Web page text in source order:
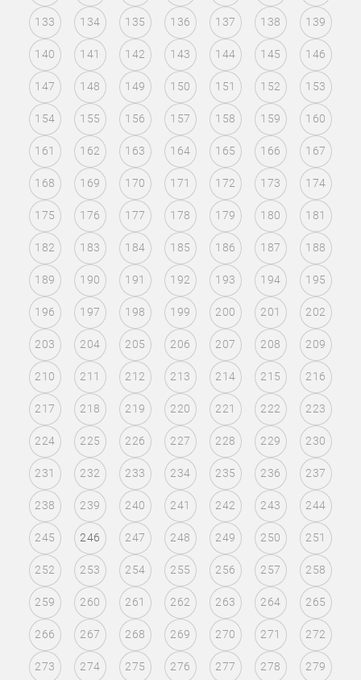
133 134 135 136 137 138 139
140 141 142 143 144 145 146
147 148 149 150 151 152 153
154 155 156 157 158 159 160
161 162 163 164 165 166 167
168 169 170 171 172 173 174
175 176 177 178 179 180 181
182 183 184 185 186 187 188
189 190 191 192 193 194 195
196 197 198 199 200 201 202
203 204 205 206 207 208 209
210 211 212 213 214 215 216
217 218 219 220 221 222 223
224 225 226 227 228 229 230
231 232 233 234 235 236 237
238 239 240 241 242 243 244
245 246 247 248 249 250 251
252 253 254 255 256 257 258
259 260 261 262 263 264 265
266 267 268 269 270 271 272
273 274 275 276 277 278 279